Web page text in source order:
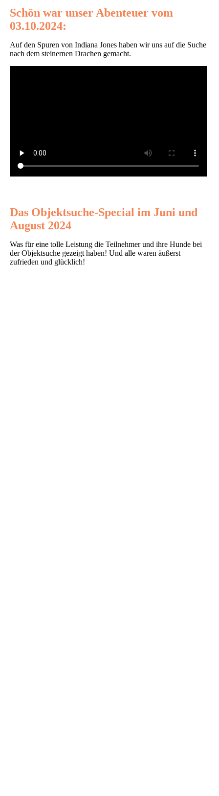
Schön war unser Abenteuer vom
03.10.2024:
Auf den Spuren von Indiana Jones haben wir uns auf die Suche
nach dem steinernen Drachen gemacht.
Das Objektsuche-Special im Juni und
August 2024
Was für eine tolle Leistung die Teilnehmer und ihre Hunde bei
der Objektsuche gezeigt haben! Und alle waren äußerst
zufrieden und glücklich!